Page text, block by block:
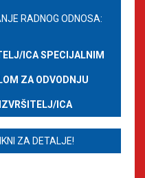
RADNOG ODNOSA:
ICA SPECIJALNIM
ZA ODVODNJU
ICA
ZA DETALJE!